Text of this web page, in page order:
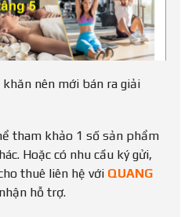
nên mới bán ra giải
tham khảo 1 số sản phẩm
Hoặc có nhu cầu ký gửi,
thuê liên hệ với QUANG
hỗ trợ.